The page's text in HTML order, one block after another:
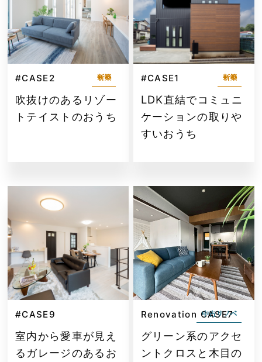
新築
#CASE2
吹抜けのあるリゾー
トテイストのおうち
新築
#CASE1
LDK直結でコミュニ
ケーションの取りや
すいおうち
#CASE9
室内から愛車が見え
るガレージのあるお
中古リノベ
Renovation CASE7
グリーン系のアクセ
ントクロスと木目の